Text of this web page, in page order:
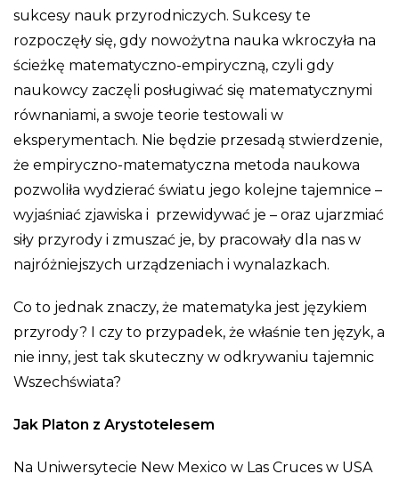
sukcesy nauk przyrodniczych. Sukcesy te
rozpoczęły się, gdy nowożytna nauka wkroczyła na
ścieżkę matematyczno-empiryczną, czyli gdy
naukowcy zaczęli posługiwać się matematycznymi
równaniami, a swoje teorie testowali w
eksperymentach. Nie będzie przesadą stwierdzenie,
że empiryczno-matematyczna metoda naukowa
pozwoliła wydzierać światu jego kolejne tajemnice –
wyjaśniać zjawiska i przewidywać je – oraz ujarzmiać
siły przyrody i zmuszać je, by pracowały dla nas w
najróżniejszych urządzeniach i wynalazkach.
Co to jednak znaczy, że matematyka jest językiem
przyrody? I czy to przypadek, że właśnie ten język, a
nie inny, jest tak skuteczny w odkrywaniu tajemnic
Wszechświata?
Jak Platon z Arystotelesem
Na Uniwersytecie New Mexico w Las Cruces w USA